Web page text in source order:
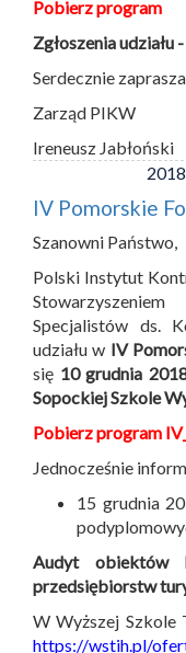
Pobierz program
Zgłoszenia udziału -
Serdecznie
Zarząd PIKW
Ireneusz Jabłoński
IV Pomorskie
Szanowni Państwo,
Polski Instytut
Specjalistów ds.
udziału w IV
się 10 grudnia
Sopockiej Szkole
Pobierz program
Jednocześnie
15 grudnia
Audyt obiektów
przedsiębiorstw
W Wyższej Szkole
https://wstih.pl/